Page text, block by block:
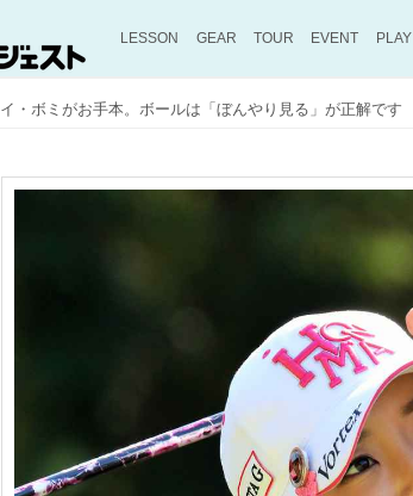
LESSON GEAR TOUR EVENT PLAY
イ・ボミがお手本。ボールは「ぼんやり見る」が正解です